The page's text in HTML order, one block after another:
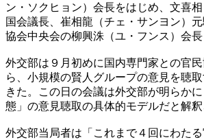
ン・ソクヒョン）会長をはじめ、文喜
国会議長、崔相龍（チェ・サンヨン）
協会中央会の柳興洙（ユ・フンス）会長
外交部は９月初めに国内専門家との官
ら、小規模の賢人グループの意見を聴
きた。この日の会議は外交部が明らか
態」の意見聴取の具体的モデルだと解釈
外交部当局者は「これまで４回にわた